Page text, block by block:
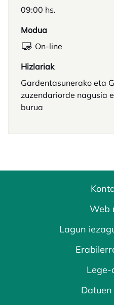
09:00 hs.
Modua
On-line
Hizlariak
Gardentasunerako eta
zuzendariorde nagusia
burua
Web
Lagun